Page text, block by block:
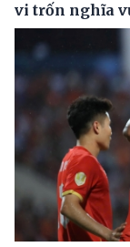
vi trốn nghĩa